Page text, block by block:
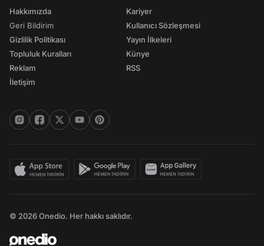
Hakkımızda
Geri Bildirim
Gizlilik Politikası
Topluluk Kuralları
Reklam
İletişim
Kariyer
Kullanıcı Sözleşmesi
Yayın İlkeleri
Künye
RSS
© 2026 Onedio. Her hakkı saklıdır.